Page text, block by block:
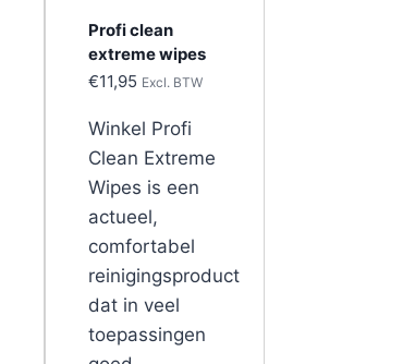
Profi clean
extreme wipes
€11,95 Excl. BTW
Winkel Profi
Clean Extreme
Wipes is een
actueel,
comfortabel
reinigingsproduct
dat in veel
toepassingen